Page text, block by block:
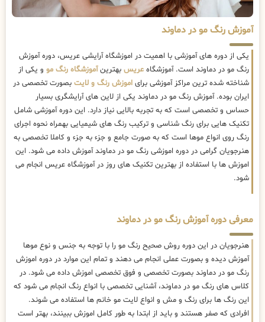
آموزش رنگ مو در دماوند
یکی از دوره های آموزشی با اهمیت در اموزشگاه آرایشی عریس، دوره آموزش
رنگ مو در دماوند است. آموزشگاه عریس بهترینآموزشگاه رنگ مو و یکی از
شناخته شده ترین مراکز آموزشی برای اموزش رنگ و لایت بصورت تخصصی در
ایران بوده. آموزش رنگ مو در دماوند یکی از لاین های آرایشگری بسیار
حساس و تخصصی است که به تجربه بالایی نیاز دارد. این دوره آموزشی شامل
تکنیک هایی برای رنگ شناسی و ترکیب رنگ های شیمیایی بهمراه نحوه اجرای
رنگ روی انواع موها است که به صورت جامع و جزء به جزء و کاملا تخصصی به
هنرجویان گرامی در دوره اموزشی رنگ مو در دماوند آموزش داده می شود. این
اموزش ها با استفاده از بهترین تکنیک های روز در آموزشگاه عریس انجام می
شود.
معرفی دوره آموزش رنگ مو در دماوند
هنرجویان در این دوره روش صحیح رنگ مو را با توجه به جنس و نوع موها
آموزش دیده و بصورت عملی انجام می دهند و تمام این موارد در دوره اموزش
رنگ مو در دماوند بصورت تخصصی و فوق تخصصی اموزش داده می شود. در
کلاس های رنگ مو در دماوند، آشنایی تخصصی با انواع رنگ انجام می شود که
این رنگ ها برای رنگ و مش و انواع لایت مو خانم ها استفاده می شوند.
افرادی که صفر هستند و باید از ابتدا به طور کامل اموزش ببینند، بهتر است